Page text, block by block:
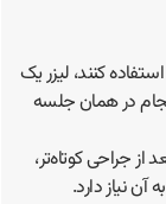
کنند، لیزر یک
در همان جلسه
از جراحی کوتاه‌تر،
نیاز دارد.